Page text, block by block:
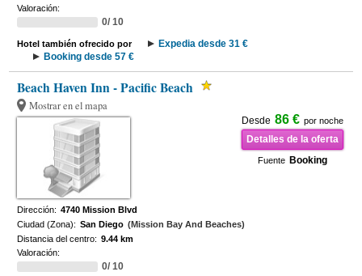
Valoración:
0/ 10
Hotel también ofrecido por
Expedia desde 31 €
Booking desde 57 €
Beach Haven Inn - Pacific Beach
Mostrar en el mapa
Desde 86 € por noche
Detalles de la oferta
Fuente Booking
Dirección: 4740 Mission Blvd
Ciudad (Zona): San Diego (Mission Bay And Beaches)
Distancia del centro: 9.44 km
Valoración:
0/ 10